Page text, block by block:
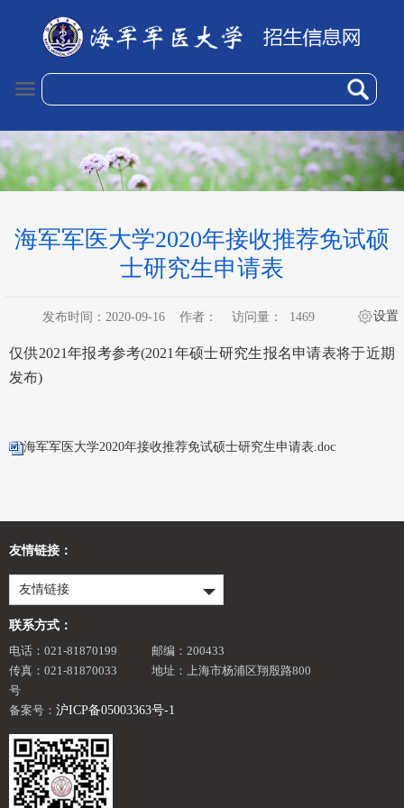
海军军医大学2020年接收推荐免试硕
士研究生申请表
发布时间：2020-09-16 作者： 访问量： 1469 设置
仅供2021年报考参考(2021年硕士研究生报名申请表将于近期
发布)
海军军医大学2020年接收推荐免试硕士研究生申请表.doc
友情链接：
友情链接
联系方式：
电话：021-81870199
邮编：200433
传真：021-81870033
地址：上海市杨浦区翔殷路800
号
备案号： 沪ICP备05003363号-1